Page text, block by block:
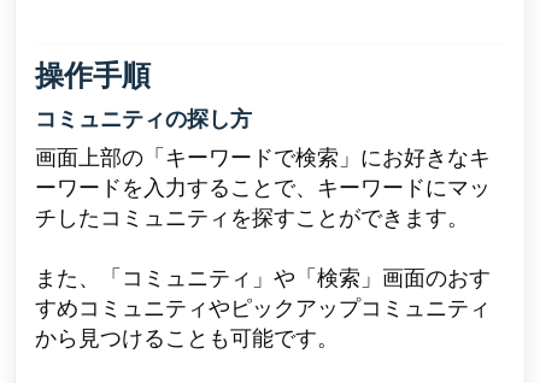
操作手順
コミュニティの探し方
画面上部の「キーワードで検索」にお好きなキ
ーワードを入力することで、キーワードにマッ
チしたコミュニティを探すことができます。
また、「コミュニティ」や「検索」画面のおす
すめコミュニティやピックアップコミュニティ
から見つけることも可能です。